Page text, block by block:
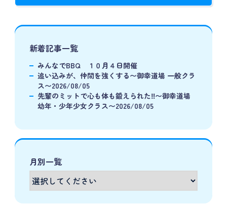
新着記事一覧
みんなでBBQ １０月４日開催
追い込みが、仲間を強くする〜御幸道場 一般クラ
ス〜2026/08/05
先輩のミットで心も体も鍛えられた‼️〜御幸道場
幼年・少年少女クラス〜2026/08/05
月別一覧